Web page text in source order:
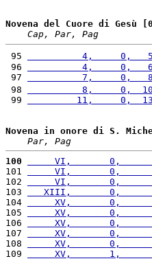
Novena del Cuore di Gesù
Cap, Par, Pag
95
4,     0,
96
4,     0,
97
7,     0,
98
8,     0,
99
11,     0,
Novena in onore di S.
Par, Pag
100
VI,       0,
101
VI,       0,
102
VI,       0,
103
XIII,       0,
104
XV,       0,
105
XV,       0,
106
XV,       0,
107
XV,       0,
108
XV,       0,
109
XV,       1,